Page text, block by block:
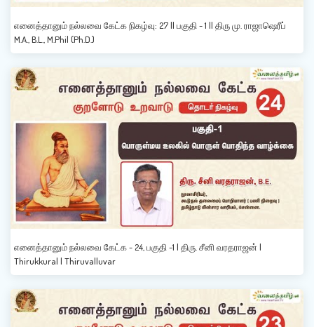
எனைத்தானும் நல்லவை கேட்க நிகழ்வு: 27 || பகுதி - 1 || திரு மு. ராஜாஷெரீப்
M.A., B.L., M.Phil (Ph.D.)
எனைத்தானும் நல்லவை கேட்க - 24, பகுதி -1 | திரு. சீனி வரதராஜன் |
Thirukkural | Thiruvalluvar